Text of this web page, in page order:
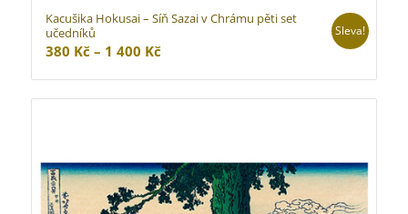
Kacušika Hokusai – Síň Sazai v Chrámu pěti set
učedníků
380 Kč – 1 400 KčRozpětí
400 Kč
Sleva!